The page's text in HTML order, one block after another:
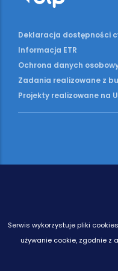
Deklaracja dostępności
Informacja ETR
Ochrona danych
Zadania realizowane z
Projekty realizowane na
Serwis wykorzystuje pliki
używanie cookie, zgodnie